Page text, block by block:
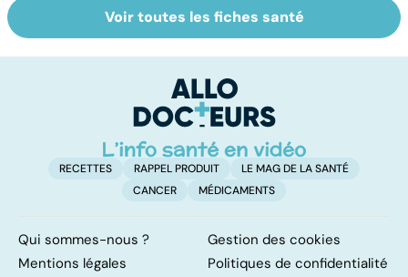
Tout savoir sur
les infections
Inflammation des
amygdales : que
d'angine ?
Voir toutes les fiches santé
RECETTES RAPPEL PRODUIT
LE MAG DE LA SANTÉ
CANCER
MÉDICAMENTS
Qui sommes-nous ?
Gestion des cookies
Mentions légales
Politiques de confidentialité